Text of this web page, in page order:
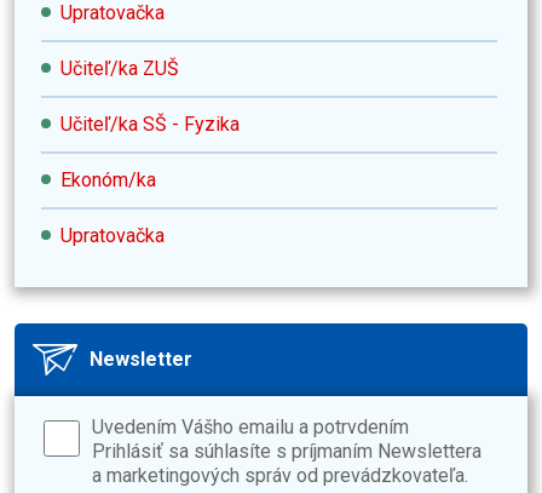
Upratovačka
Učiteľ/ka ZUŠ
Učiteľ/ka SŠ - Fyzika
Ekonóm/ka
Upratovačka
Newsletter
Uvedením Vášho emailu a potrvdením
Prihlásiť sa súhlasíte s príjmaním Newslettera
a marketingových správ od prevádzkovateľa.